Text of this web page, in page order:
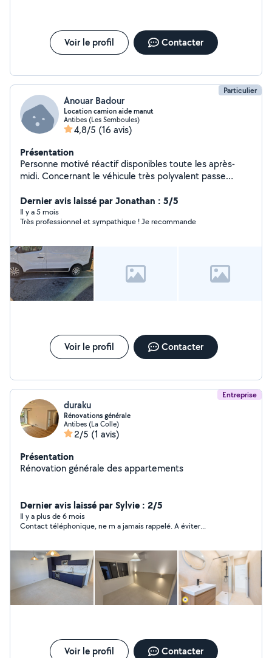
Voir le profil Contacter
Particulier
Anouar Badour
Location camion aide manut
Antibes (Les Semboules)
4,8/5 (16 avis)
Présentation
Personne motivé réactif disponibles toute les après-
midi. Concernant le véhicule très polyvalent passe
Dernier avis laissé par Jonathan : 5/5
Il y a 5 mois
Très professionnel et sympathique ! Je recommande
Voir le profil Contacter
Entreprise
duraku
Rénovations générale
Antibes (La Colle)
2/5 (1 avis)
Présentation
Rénovation générale des appartements
Dernier avis laissé par Sylvie : 2/5
Il y a plus de 6 mois
Contact téléphonique, ne m a jamais rappelé. A éviter...
Voir le profil Contacter